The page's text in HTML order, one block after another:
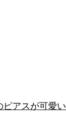
ピアスが可愛い